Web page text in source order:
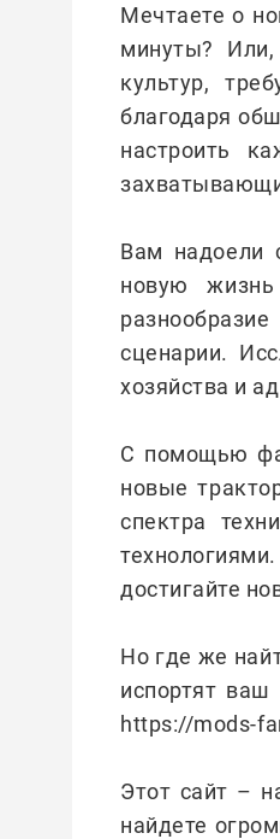
Мечтаете о
минуты?
культур,
благодаря
настроить
Вам надоели
новую
сценарии.
хозяйства и
С помощью
новые
спектра
достигайте
Но где же
испортят ваш
https://mods-
Этот сайт –
найдете